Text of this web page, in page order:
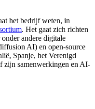
het bedrijf weten, in
. Het gaat zich richten
andere digitale
AI) en open-source
Spanje, het Verenigd
samenwerkingen en AI-